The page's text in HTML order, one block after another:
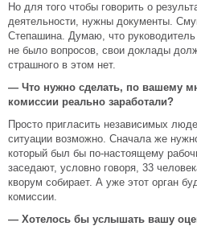
Но для того чтобы говорить о
деятельности, нужны документы.
Степашина. Думаю, что
не было вопросов, свои доклады
страшного в этом нет.
— Что нужно сделать, по вашему
комиссии реально заработали?
Просто пригласить независимых
ситуации возможно. Сначала же
который был бы по-настоящему
заседают, условно говоря, 33
кворум собирает. А уже этот орган
комиссии.
— Хотелось бы услышать вашу